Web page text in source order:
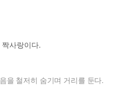
사랑이다.
을 철저히 숨기며 거리를 둔다.